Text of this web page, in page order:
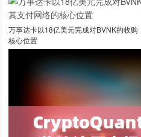
万事达卡以18亿美元完成对BVNK的收
核心位置